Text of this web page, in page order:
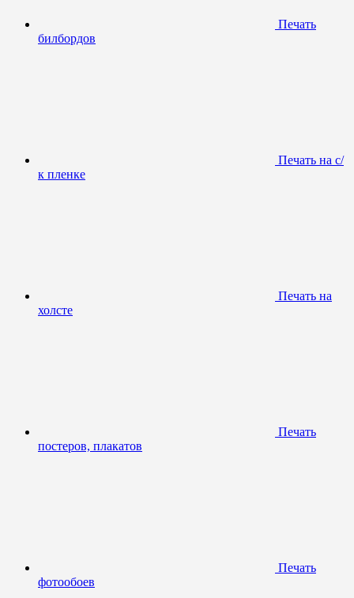
Печать
билбордов
Печать на с/
к пленке
Печать на
холсте
Печать
постеров, плакатов
Печать
фотообоев